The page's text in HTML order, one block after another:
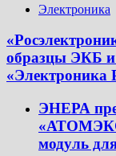
Электроника
образцы ЭКБ и
«Электроника
ЭНЕРА
модуль